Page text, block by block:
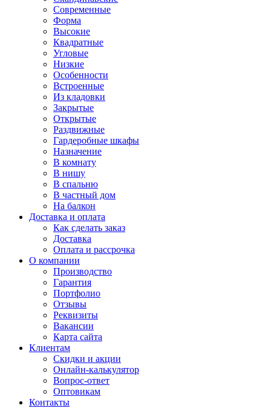
Современные
Форма
Высокие
Квадратные
Угловые
Низкие
Особенности
Встроенные
Из кладовки
Закрытые
Открытые
Раздвижные
Гардеробные шкафы
Назначение
В комнату
В нишу
В спальню
В частный дом
На балкон
Доставка и оплата
Как сделать заказ
Доставка
Оплата и рассрочка
О компании
Производство
Гарантия
Портфолио
Отзывы
Реквизиты
Вакансии
Карта сайта
Клиентам
Скидки и акции
Онлайн-калькулятор
Вопрос-ответ
Оптовикам
Контакты